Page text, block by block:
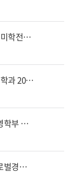
[잡(JOB)아라 서포터즈 13기 인터뷰] 영미학전공 23학번 서포터
[잡(JOB)아라 서포터즈 13기 인터뷰] 약학과 20학번 서포터
[잡(JOB)아라 서포터즈 5기 인터뷰] 경영학부 임광섭 편
[잡(JOB)아라 서포터즈 5기 인터뷰] 글로벌경영학과 원유준 편